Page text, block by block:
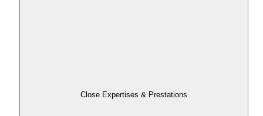
Close Expertises & Prestations